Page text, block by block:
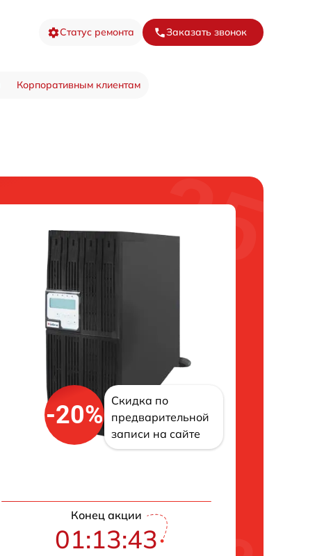
Статус ремонта Заказать звонок
Корпоративным клиентам
-20%
Скидка по
предварительной
записи на сайте
Конец акции
01:13:42